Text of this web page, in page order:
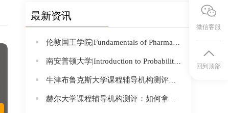
最新资讯
伦敦国王学院|Fundamentals of Pharmacology|4BBY1040课程辅导
南安普顿大学|Introduction to Probability and Statistics|MATH1024课程辅导
牛津布鲁克斯大学课程辅导机构测评：如何拿下“小牛津”的高强度学业？
赫尔大学课程辅导机构测评：如何拿下“低调实力派”的高强度学业？
微信客服
回到顶部